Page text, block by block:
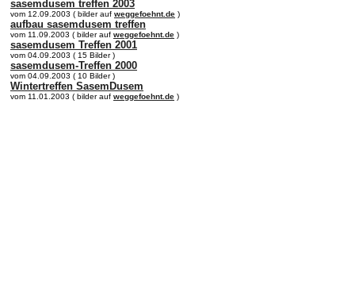
sasemdusem treffen 2003
vom 12.09.2003 ( bilder auf weggefoehnt.de )
aufbau sasemdusem treffen
vom 11.09.2003 ( bilder auf weggefoehnt.de )
sasemdusem Treffen 2001
vom 04.09.2003 ( 15 Bilder )
sasemdusem-Treffen 2000
vom 04.09.2003 ( 10 Bilder )
Wintertreffen SasemDusem
vom 11.01.2003 ( bilder auf weggefoehnt.de )